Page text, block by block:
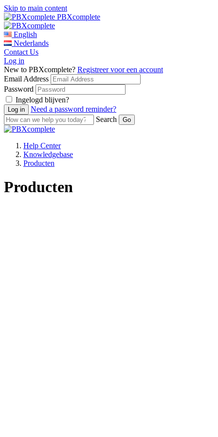
Skip to main content
PBXcomplete
English
Nederlands
Contact Us
Log in
New to PBXcomplete? Registreer voor een account
Email Address
Password
Ingelogd blijven?
Need a password reminder?
Search
Help Center
Knowledgebase
Producten
Producten